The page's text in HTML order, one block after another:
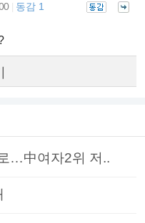
동감 1
…中여자2위 저..